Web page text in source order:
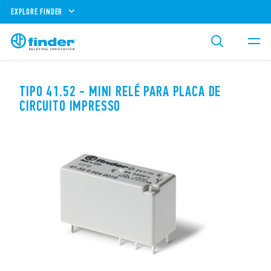
EXPLORE FINDER
TIPO 41.52 - MINI RELÉ PARA PLACA DE
CIRCUITO IMPRESSO